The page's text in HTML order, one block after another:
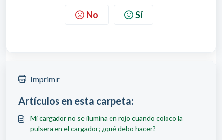
No Sí
Imprimir
Artículos en esta carpeta:
Mi cargador no se ilumina en rojo cuando coloco la
pulsera en el cargador; ¿qué debo hacer?